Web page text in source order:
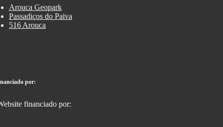
Arouca Geopark
Passadiços do Paiva
516 Arouca
por: